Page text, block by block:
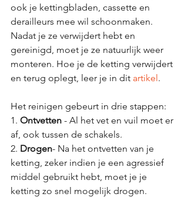
ook je kettingbladen, cassette en
derailleurs mee wil schoonmaken.
Nadat je ze verwijdert hebt en
gereinigd, moet je ze natuurlijk weer
monteren. Hoe je de ketting verwijdert
en terug oplegt, leer je in dit artikel.
Het reinigen gebeurt in drie stappen:
1. Ontvetten - Al het vet en vuil moet er
af, ook tussen de schakels.
2. Drogen- Na het ontvetten van je
ketting, zeker indien je een agressief
middel gebruikt hebt, moet je je
ketting zo snel mogelijk drogen.